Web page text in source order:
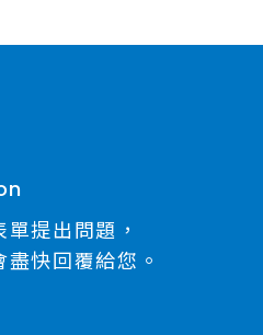
提出問題，
快回覆給您。